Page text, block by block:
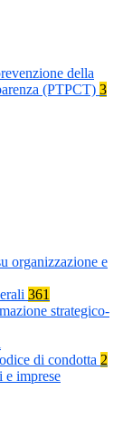
della
(PTPCT) 3
organizzazione e
361
strategico-
di condotta 2
imprese